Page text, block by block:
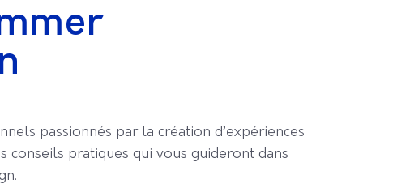
passionnés par la création d’expériences
conseils pratiques qui vous guideront dans